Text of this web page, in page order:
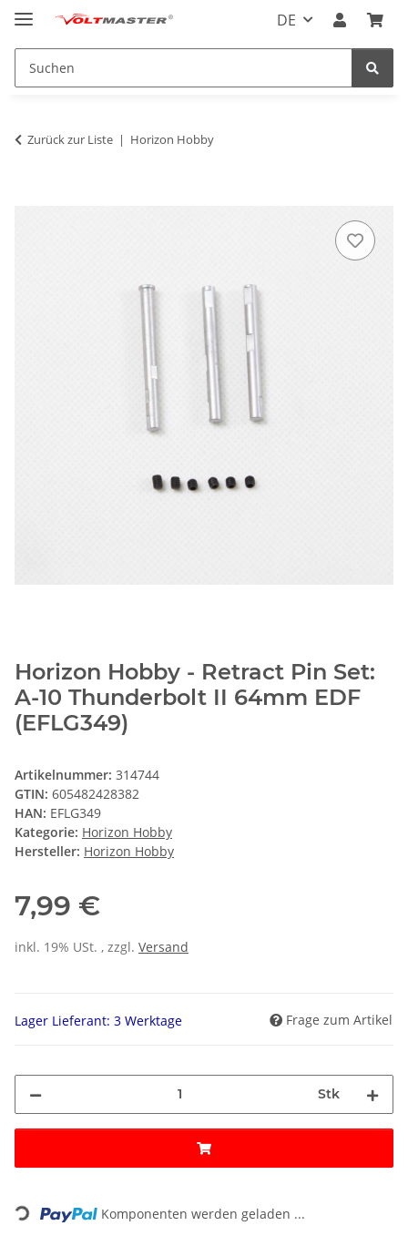
DE
Zurück zur Liste Horizon Hobby
Horizon Hobby - Retract Pin Set:
A-10 Thunderbolt II 64mm EDF
(EFLG349)
Artikelnummer: 314744
GTIN: 605482428382
HAN: EFLG349
Kategorie: Horizon Hobby
Hersteller: Horizon Hobby
7,99 €
inkl. 19% USt. , zzgl. Versand
Lager Lieferant: 3 Werktage Frage zum Artikel
Stk
Komponenten werden geladen ...